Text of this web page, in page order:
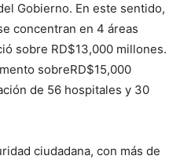
Gobierno. En este sentido,
concentran en 4 áreas
sobre RD$13,000 millones.
sobreRD$15,000
de 56 hospitales y 30
ciudadana, con más de